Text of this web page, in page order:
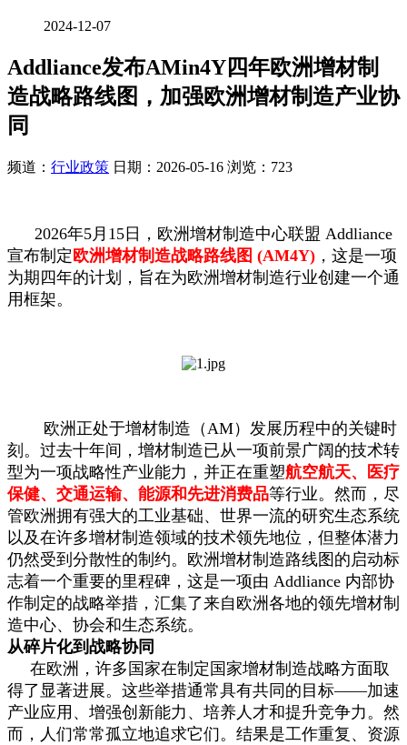
2024-12-07
Addliance发布AMin4Y四年欧洲增材制
造战略路线图，加强欧洲增材制造产业协
同
频道： 行业政策 日期： 2026-05-16 浏览：723
2026年5月15日，欧洲增材制造中心联盟 Addliance
宣布制定 欧洲增材制造战略路线图 (AM4Y) ，这是一项
为期四年的计划，旨在为欧洲增材制造行业创建一个通
用框架。
欧洲正处于增材制造（AM）发展历程中的关键时
刻。过去十年间，增材制造已从一项前景广阔的技术转
型为一项战略性产业能力，并正在重塑航空航天、医疗
保健、交通运输、能源和先进消费品等行业。然而，尽
管欧洲拥有强大的工业基础、世界一流的研究生态系统
以及在许多增材制造领域的技术领先地位，但整体潜力
仍然受到分散性的制约。欧洲增材制造路线图的启动标
志着一个重要的里程碑，这是一项由 Addliance 内部协
作制定的战略举措，汇集了来自欧洲各地的领先增材制
造中心、协会和生态系统。
从碎片化到战略协同
在欧洲，许多国家在制定国家增材制造战略方面取
得了显著进展。这些举措通常具有共同的目标——加速
产业应用、增强创新能力、培养人才和提升竞争力。然
而，人们常常孤立地追求它们。结果是工作重复、资源